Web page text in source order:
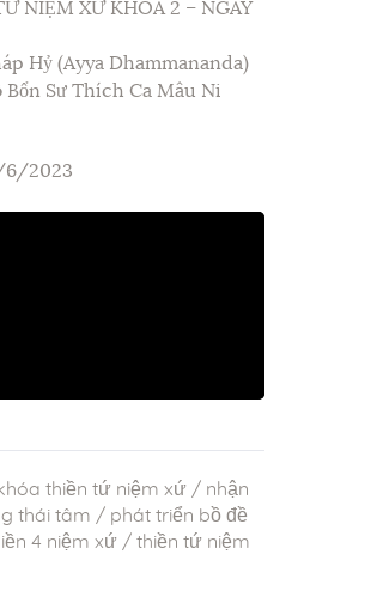
NIỆM XỨ KHÓA 2 – NGÀY
Hỷ (Ayya Dhammananda)
Bổn Sư Thích Ca Mâu Ni
6/2023
thiền tứ niệm xứ/ nhận
thái tâm / phát triển bồ đề
4 niệm xứ / thiền tứ niệm